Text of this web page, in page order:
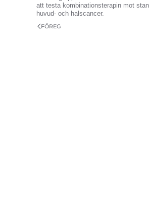
att testa kombinationsterapin mot
huvud- och halscancer.
FÖREG